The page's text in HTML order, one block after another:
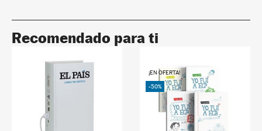
Recomendado para ti
¡EN OFERTA!
-50%